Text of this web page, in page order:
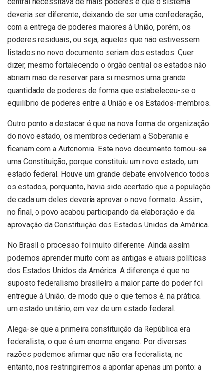
central necessitava de mais poderes e que o sistema
deveria ser diferente, deixando de ser uma confederação,
com a entrega de poderes maiores à União, porém, os
poderes residuais, ou seja, aqueles que não estivessem
listados no novo documento seriam dos estados. Quer
dizer, mesmo fortalecendo o órgão central os estados não
abriam mão de reservar para si mesmos uma grande
quantidade de poderes de forma que estabeleceu-se o
equilíbrio de poderes entre a União e os Estados-membros.
Outro ponto a destacar é que na nova forma de organização
do novo estado, os membros cederiam a Soberania e
ficariam com a Autonomia. Este novo documento tornou-se
uma Constituição, porque constituiu um novo estado, um
estado federal. Houve um grande debate envolvendo todos
os estados, porquanto, havia sido acertado que a população
de cada um deles deveria aprovar o novo formato. Assim,
no final, o povo acabou participando da elaboração e da
aprovação da Constituição dos Estados Unidos da América.
No Brasil o processo foi muito diferente. Ainda assim
podemos aprender muito com as antigas e atuais políticas
dos Estados Unidos da América. A diferença é que no
suposto federalismo brasileiro a maior parte do poder foi
entregue à União, de modo que o que temos é, na prática,
um estado unitário, em vez de um estado federal.
Alega-se que a primeira constituição da República era
federalista, o que é um enorme engano. Por diversas
razões podemos afirmar que não era federalista, no
entanto, nos restringiremos a apontar apenas um ponto: a